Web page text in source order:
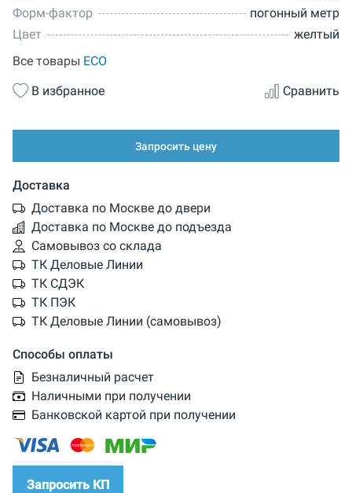
Форм-фактор
погонный метр
Цвет
желтый
Все товары ECO
В избранное
Сравнить
Запросить цену
Доставка
Доставка по Москве до двери
Доставка по Москве до подъезда
Самовывоз со склада
ТК Деловые Линии
ТК СДЭК
ТК ПЭК
ТК Деловые Линии (самовывоз)
Способы оплаты
Безналичный расчет
Наличными при получении
Банковской картой при получении
Запросить КП